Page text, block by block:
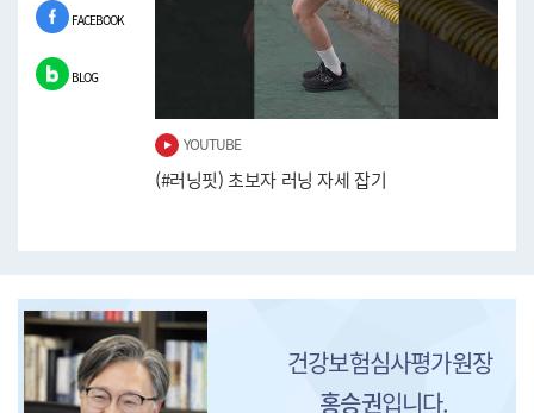
FACEBOOK
BLOG
YOUTUBE
(#러닝핏) 초보자 러닝 자세 잡기
건강보험심사평가원장
홍승권입니다.